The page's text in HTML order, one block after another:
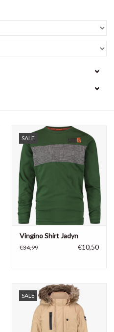
SALE
Vingino Shirt Jadyn
€34,99 €10,50
SALE